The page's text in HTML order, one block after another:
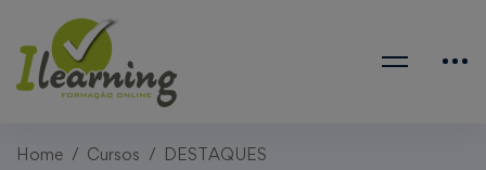
Home Cursos
DESTAQUES